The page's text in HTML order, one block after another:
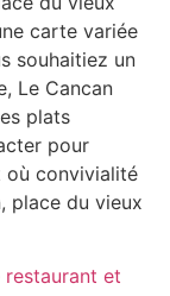
carte variée
souhaitiez un
Le Cancan
plats
pour
où convivialité
place du vieux
restaurant et